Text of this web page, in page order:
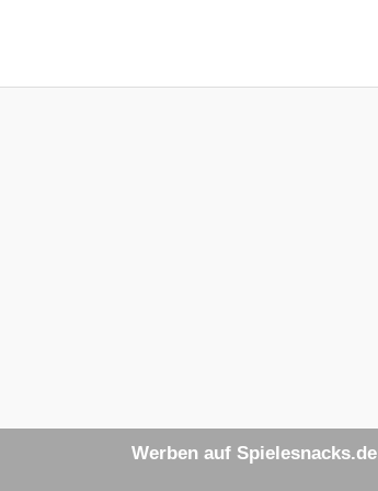
Werben auf Spielesnacks.de